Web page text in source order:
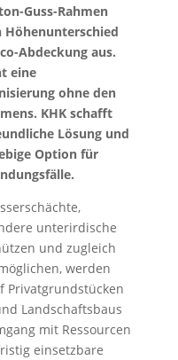
Guss-Rahmen
Höhenunterschied
Abdeckung aus.
eine
ohne den
KHK schafft
Lösung und
Option für
unterirdische
und zugleich
werden
Privatgrundstücken
Landschaftsbaus
mit Ressourcen
einsetzbare